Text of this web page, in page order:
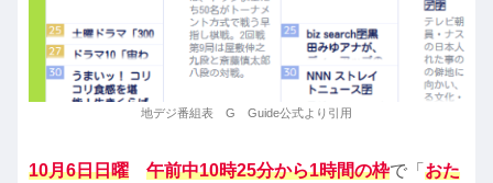
地デジ番組表 G Guide公式より引用
10月6日日曜 午前中10時25分から1時間の枠で「 おた